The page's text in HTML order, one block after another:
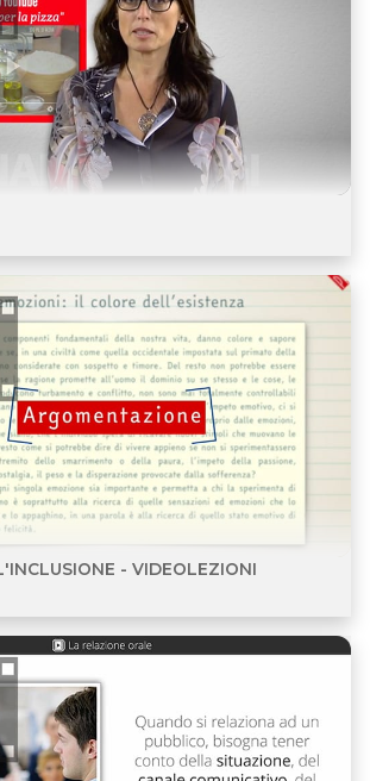
- VIDEOLEZIONI
per l'inclusione -
tutorial